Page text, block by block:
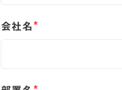
会社名*